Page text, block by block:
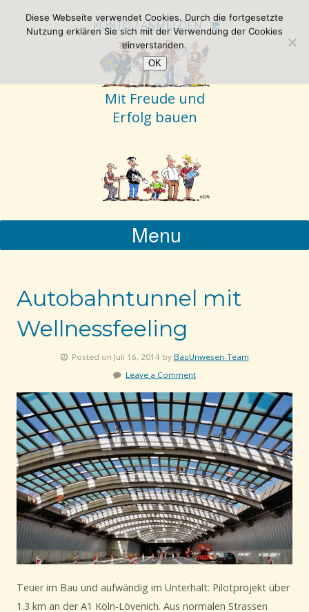
KONTO/ ANMELDEN
Mit Freude und
Erfolg bauen
Menu
Autobahntunnel mit
Wellnessfeeling
Posted on Juli 16, 2014 by BauUnwesen-Team
Leave a Comment
Teuer im Bau und aufwändig im Unterhalt: Pilotprojekt über
1.3 km an der A1 Köln-Lövenich. Aus normalen Strassen
Diese Webseite verwendet Cookies. Durch die fortgesetzte
Nutzung erklären Sie sich mit der Verwendung der Cookies
einverstanden.
OK